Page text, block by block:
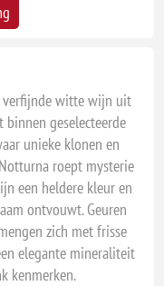
verfijnde witte wijn uit
binnen geselecteerde
unieke klonen en
roept mysterie
een heldere kleur en
ontvouwt. Geuren
zich met frisse
elegante mineraliteit
kenmerken.